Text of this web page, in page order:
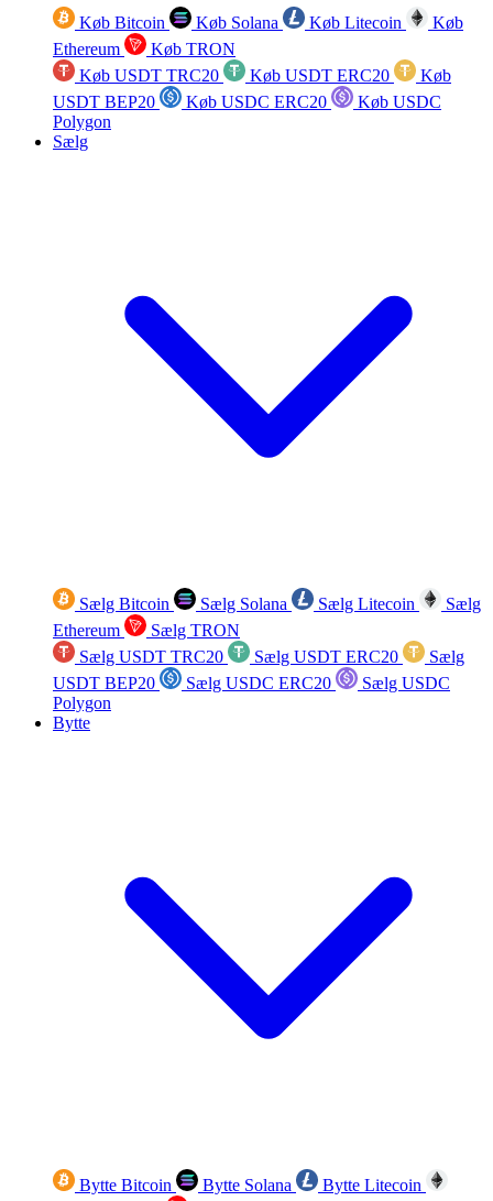
Køb Bitcoin Køb Solana Køb Litecoin
Køb
Ethereum
Køb TRON
Køb USDT TRC20
Køb USDT ERC20
Køb
USDT BEP20
Køb USDC ERC20
Køb USDC
Polygon
Sælg
Sælg Bitcoin Sælg Solana Sælg Litecoin
Sælg
Ethereum
Sælg TRON
Sælg USDT TRC20
Sælg USDT ERC20
Sælg
USDT BEP20
Sælg USDC ERC20
Sælg USDC
Polygon
Bytte
Bytte Bitcoin Bytte Solana
Bytte Litecoin